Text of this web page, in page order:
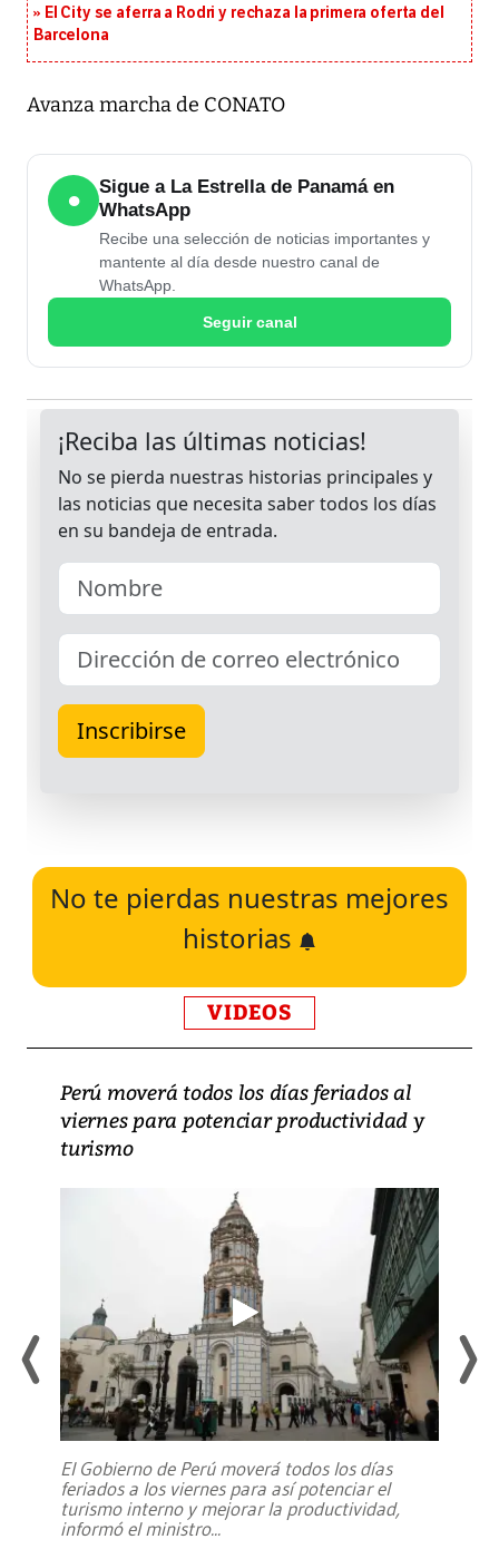
El City se aferra a Rodri y rechaza la primera oferta del
Barcelona
Avanza marcha de CONATO
●
Sigue a La Estrella de Panamá en
WhatsApp
Recibe una selección de noticias importantes y
mantente al día desde nuestro canal de
WhatsApp.
Seguir canal
No te pierdas nuestras mejores
historias
VIDEOS
Perú moverá todos los días feriados al
viernes para potenciar productividad y
turismo
El Gobierno de Perú moverá todos los días
feriados a los viernes para así potenciar el
turismo interno y mejorar la productividad,
informó el ministro...